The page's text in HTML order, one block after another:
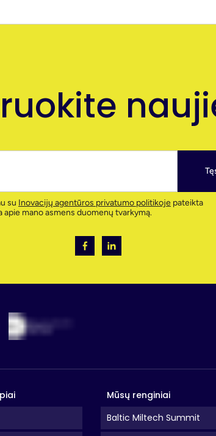
su Inovacijų agentūros privatumo politikoje pateikta
apie mano asmens duomenų tvarkymą.
Mūsų renginiai
Baltic Miltech Summit